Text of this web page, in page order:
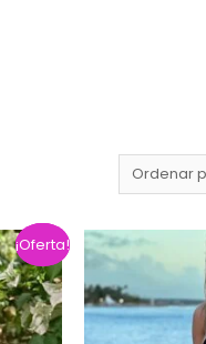
¡Oferta!
¡Oferta!